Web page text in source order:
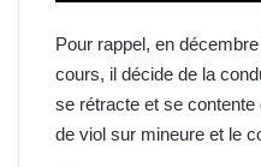
Pour rappel, en
cours, il décide de la
se rétracte et se
de viol sur mineure et le